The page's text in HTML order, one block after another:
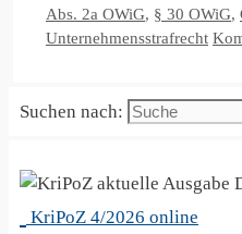
Abs. 2a OWiG, § 30 OWiG,
Unternehmensstrafrecht
Suchen nach:
KriPoZ 4/2026 online